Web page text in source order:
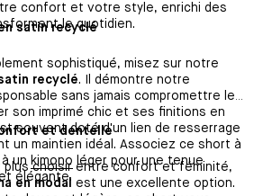
confort et votre style, enrichi des
le quotidien.
satin recyclé
sophistiqué, misez sur notre
recyclé. Il démontre notre
sans jamais compromettre le
son imprimé chic et ses finitions en
souvent doté d'un lien de resserrage
un maintien idéal. Associez ce short à
un kimono léger pour une tenue
élégante.
et dentelle
plus choisir entre confort et féminité,
en modal est une excellente option.